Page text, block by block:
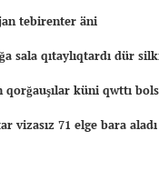
jan tebirenter äni
sala qıtaylıqtardı dür
qorğauşılar küni qwttı
vizasız 71 elge bara aladı